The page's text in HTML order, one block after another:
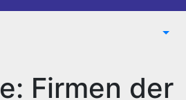
Firmen der